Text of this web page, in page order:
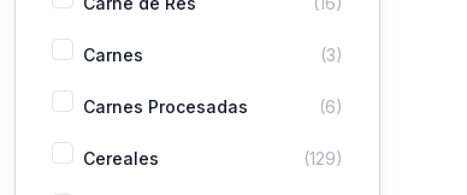
Carnes (3)
Carnes Procesadas (6)
Cereales (129)